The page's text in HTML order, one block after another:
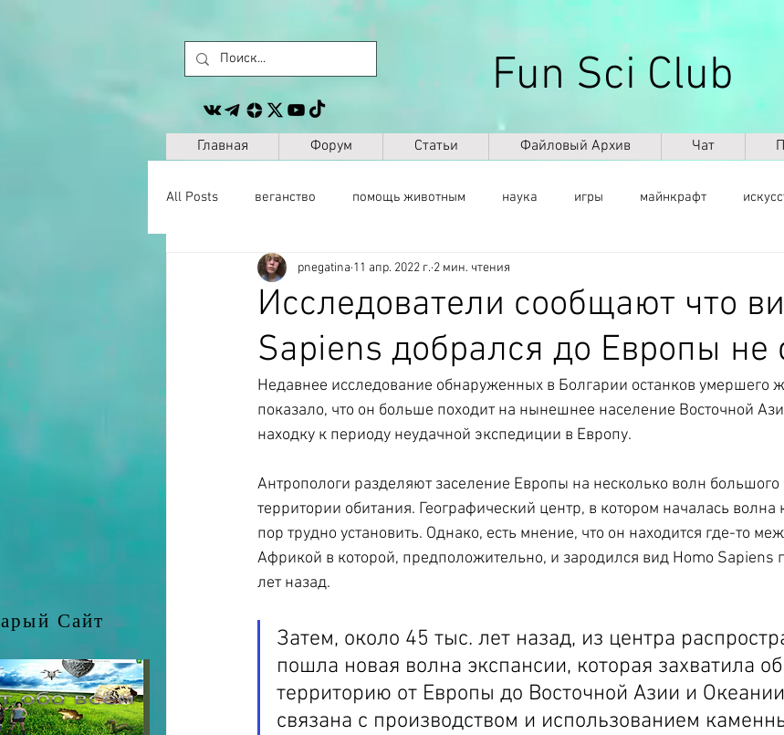
Fun Sci Club
Главная Форум Статьи Файловый Архив Чат
All Posts веганство помощь животным наука игры майнкрафт
животные сайт другое саморазвитие
антропология космос география палеонтология динозавры
Исследователи сообщают что
Sapiens добрался до Европы не
pnegatina 11 апр. 2022 г. 2 мин. чтения
Недавнее исследование обнаруженных в Болгарии останков умершего
показало, что он больше походит на нынешнее население Восточной
находку к периоду неудачной экспедиции в Европу.
Антропологи разделяют заселение Европы на несколько волн
территории обитания. Географический центр, в котором началась волна
пор трудно установить. Однако, есть мнение, что он находится где-то
Африкой в которой, предположительно, и зародился вид Homo Sapiens
лет назад.
Затем, около 45 тыс. лет назад, из центра
пошла новая волна экспансии, которая захватила
территорию от Европы до Восточной Азии и
связана с производством и использованием
Сайт